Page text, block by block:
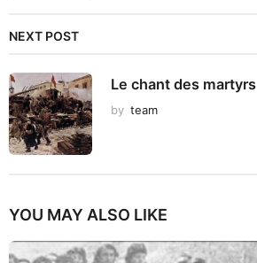
NEXT POST
Le chant des martyrs
by team
YOU MAY ALSO LIKE